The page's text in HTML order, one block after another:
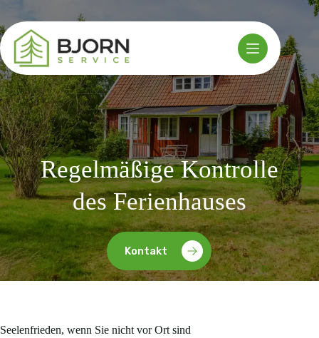
springen
Regelmäßige Kontrolle
des Ferienhauses
Kontakt
Seelenfrieden, wenn Sie nicht vor Ort sind